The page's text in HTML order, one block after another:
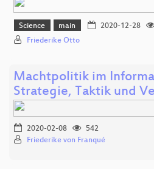
Science main 2020-12-28
Friederike Otto
Machtpolitik im
Strategie, Taktik und
2020-02-08
542
Friederike von Franqué